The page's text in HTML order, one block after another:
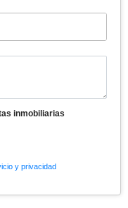
inmobiliarias
y privacidad